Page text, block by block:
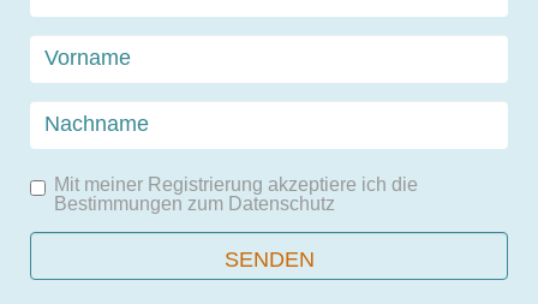
Mit meiner Registrierung akzeptiere ich die
Bestimmungen zum Datenschutz